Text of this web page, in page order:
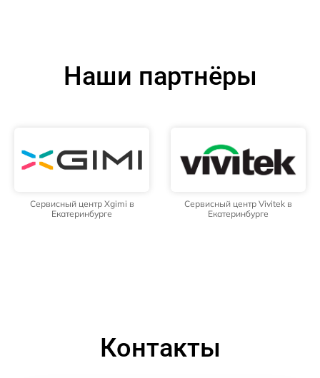
Наши партнёры
Сервисный центр Xgimi в
Екатеринбурге
Сервисный центр Vivitek в
Екатеринбурге
Контакты